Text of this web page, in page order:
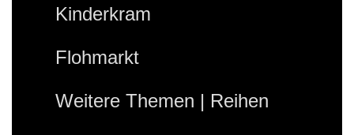
Kinderkram
Flohmarkt
Weitere Themen | Reihen